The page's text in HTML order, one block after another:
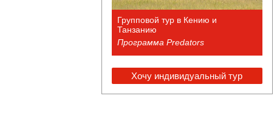
Групповой тур в Кению и
Танзанию
Программа Predators
Хочу индивидуальный тур